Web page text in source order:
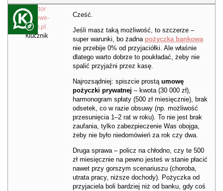
Redaktor
Kredytowe-
Forum.pl
Klucznik
Cześć.
Jeśli masz taką możliwość, to szczerze –
super warunki, bo żadna pożyczka bankowa
nie przebije 0% od przyjaciółki. Ale właśnie
dlatego warto dobrze to poukładać, żeby nie
spalić przyjaźni przez kasę.
Najrozsądniej: spiszcie prostą umowę
pożyczki prywatnej – kwota (30 000 zł),
harmonogram spłaty (500 zł miesięcznie), brak
odsetek, co w razie obsuwy (np. możliwość
przesunięcia 1–2 rat w roku). To nie jest brak
zaufania, tylko zabezpieczenie Was obojga,
żeby nie było niedomówień za rok czy dwa.
Druga sprawa – policz na chłodno, czy te 500
zł miesięcznie na pewno jesteś w stanie płacić
nawet przy gorszym scenariuszu (choroba,
utrata pracy, niższe dochody). Pożyczka od
przyjaciela boli bardziej niż od banku, gdy coś